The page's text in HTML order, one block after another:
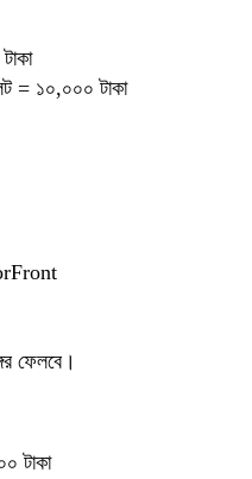
= ১০,০০০ টাকা
ফেলবে।
টাকা